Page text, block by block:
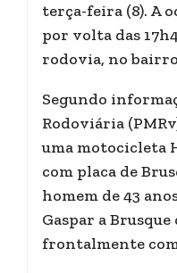
terça-feira (8). A
por volta das
rodovia, no bairro
Segundo
Rodoviária
uma motocicleta
com placa de
homem de 43
Gaspar a
frontalmente